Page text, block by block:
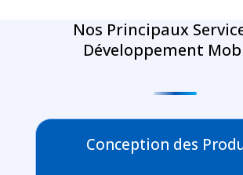
Nos Principaux
Développement
Conception des